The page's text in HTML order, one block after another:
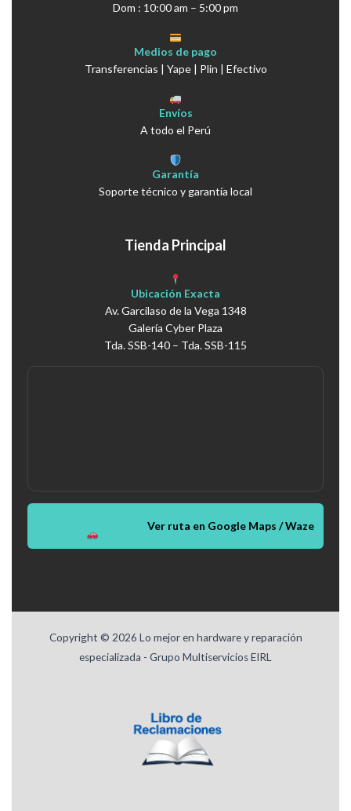
Dom : 10:00 am – 5:00 pm
Medios de pago
Transferencias | Yape | Plin | Efectivo
Envíos
A todo el Perú
Garantía
Soporte técnico y garantía local
Tienda Principal
Ubicación Exacta
Av. Garcilaso de la Vega 1348
Galería Cyber Plaza
Tda. SSB-140 – Tda. SSB-115
Ver ruta en Google Maps / Waze
Copyright © 2026 Lo mejor en hardware y reparación
especializada - Grupo Multiservicios EIRL